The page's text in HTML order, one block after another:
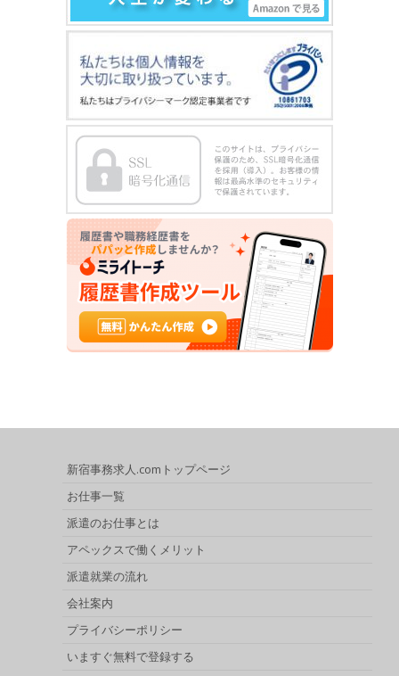
新宿事務求人.comトップページ
お仕事一覧
派遣のお仕事とは
アペックスで働くメリット
派遣就業の流れ
会社案内
プライバシーポリシー
いますぐ無料で登録する